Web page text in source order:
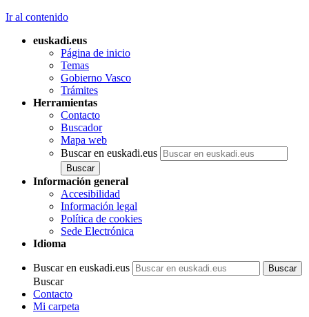
Ir al contenido
euskadi.eus
Página de inicio
Temas
Gobierno Vasco
Trámites
Herramientas
Contacto
Buscador
Mapa web
Buscar en euskadi.eus
Información general
Accesibilidad
Información legal
Política de cookies
Sede Electrónica
Idioma
Buscar en euskadi.eus
Buscar
Contacto
Mi carpeta